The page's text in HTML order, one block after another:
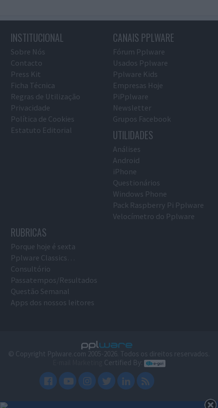
INSTITUCIONAL
Sobre Nós
Contacto
Press Kit
Ficha Técnica
Regras de Utilização
Privacidade
Política de Cookies
Estatuto Editorial
CANAIS PPLWARE
Fórum Pplware
Usados Pplware
Pplware Kids
Empresas Hoje
PiPplware
Newsletter
Grupos Facebook
UTILIDADES
Análises
Android
iPhone
Questionários
Windows Phone
Pack Raspberry Pi Pplware
Velocímetro do Pplware
RUBRICAS
Porque hoje é sexta
Pplware Classics…
Consultório
Passatempos/Resultados
Questão Semanal
Apps dos nossos leitores
© Copyright Pplware.com 2005-2026. Todos os direitos reservados.
Certified By: